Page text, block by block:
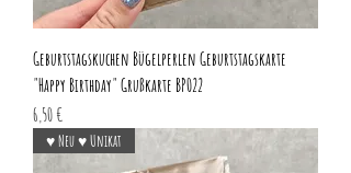
Geburtstagskuchen Bügelperlen Geburtstagskarte
"Happy Birthday" Grußkarte BP022
Preis
6,50 €
♥ Neu ♥ Unikat